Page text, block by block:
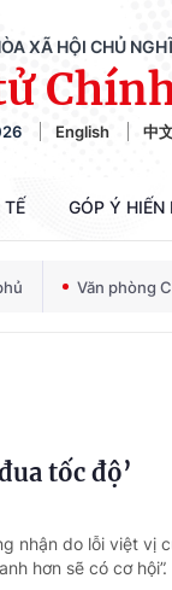
XÃ HỘI CHỦ
English 中
TẾ GÓP Ý HIẾN
Văn phòng
tốc độ’
nhận do lỗi việt vị
hơn sẽ có cơ hội”.